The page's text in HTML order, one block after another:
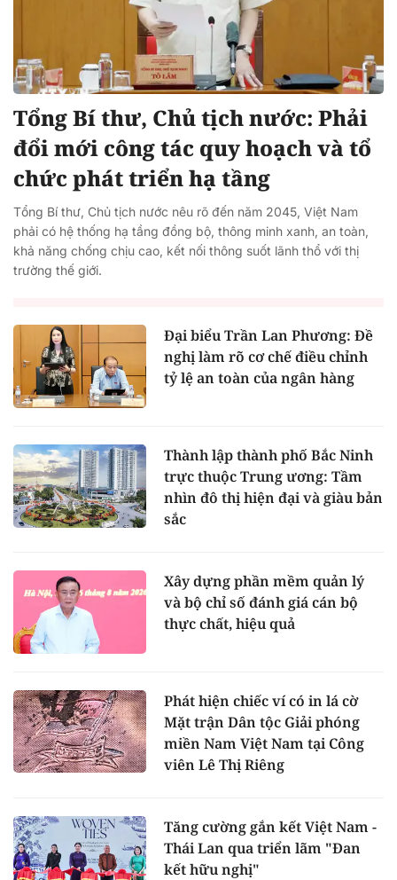
Tổng Bí thư, Chủ tịch nước: Phải
đổi mới công tác quy hoạch và tổ
chức phát triển hạ tầng
Tổng Bí thư, Chủ tịch nước nêu rõ đến năm 2045, Việt Nam
phải có hệ thống hạ tầng đồng bộ, thông minh xanh, an toàn,
khả năng chống chịu cao, kết nối thông suốt lãnh thổ với thị
trường thế giới.
Đại biểu Trần Lan Phương: Đề
nghị làm rõ cơ chế điều chỉnh
tỷ lệ an toàn của ngân hàng
Thành lập thành phố Bắc Ninh
trực thuộc Trung ương: Tầm
nhìn đô thị hiện đại và giàu bản
sắc
Xây dựng phần mềm quản lý
và bộ chỉ số đánh giá cán bộ
thực chất, hiệu quả
Phát hiện chiếc ví có in lá cờ
Mặt trận Dân tộc Giải phóng
miền Nam Việt Nam tại Công
viên Lê Thị Riêng
Tăng cường gắn kết Việt Nam -
Thái Lan qua triển lãm "Đan
kết hữu nghị"